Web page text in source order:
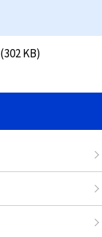
(302 KB)